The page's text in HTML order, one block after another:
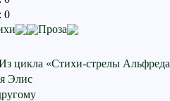
: 0
Проза
цикла «Стихи-стрелы Альфреда
Элис